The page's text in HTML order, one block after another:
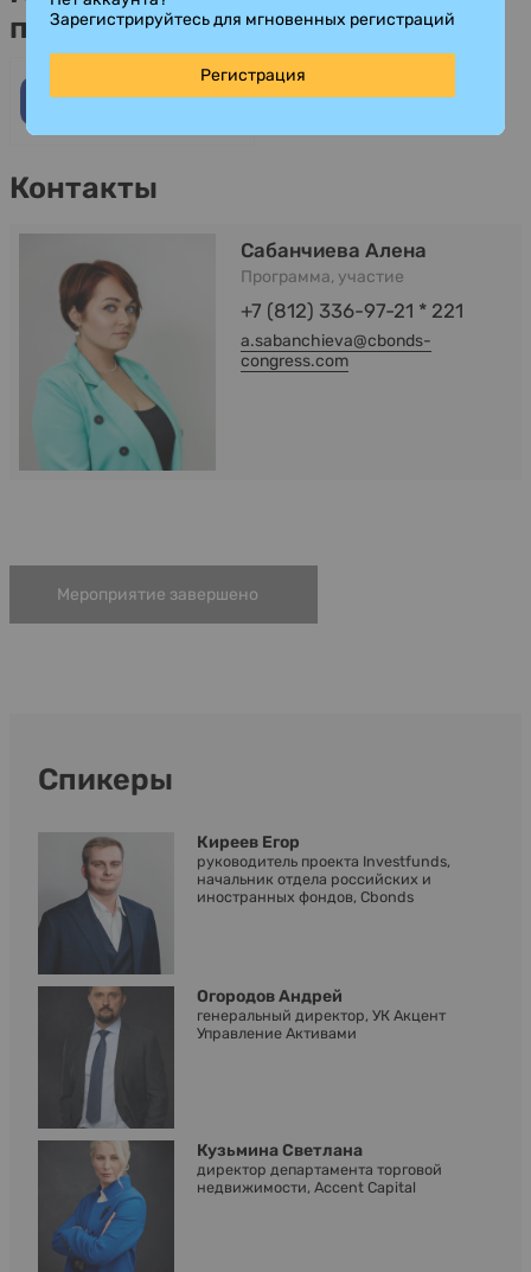
партнеры
Контакты
Сабанчиева Алена
Программа, участие
+7 (812) 336-97-21 * 221
a.sabanchieva@cbonds-
congress.com
Мероприятие завершено
Спикеры
Киреев Егор
руководитель проекта Investfunds,
начальник отдела российских и
иностранных фондов, Cbonds
Огородов Андрей
генеральный директор, УК Акцент
Управление Активами
Кузьмина Светлана
директор департамента торговой
недвижимости, Accent Capital
Зарегистрируйтесь для мгновенных регистраций
Регистрация